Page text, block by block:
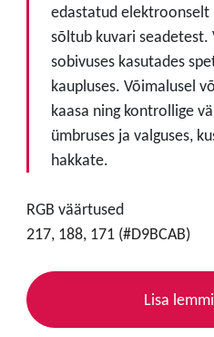
edastatud elektroonselt
sõltub kuvari seadetest.
sobivuses kasutades
kaupluses. Võimalusel
kaasa ning kontrollige
ümbruses ja valguses,
hakkate.
RGB väärtused
217, 188, 171 (#D9BCAB)
Lisa